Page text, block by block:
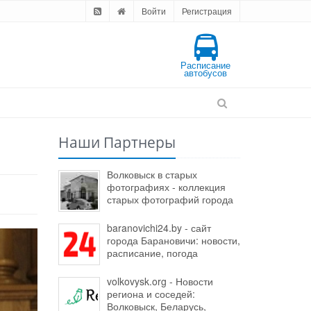
Войти Регистрация
Расписание
автобусов
Наши Партнеры
Волковыск в старых
фотографиях - коллекция
старых фотографий города
baranovichi24.by - сайт
города Барановичи: новости,
расписание, погода
volkovysk.org - Новости
региона и соседей:
Волковыск, Беларусь,